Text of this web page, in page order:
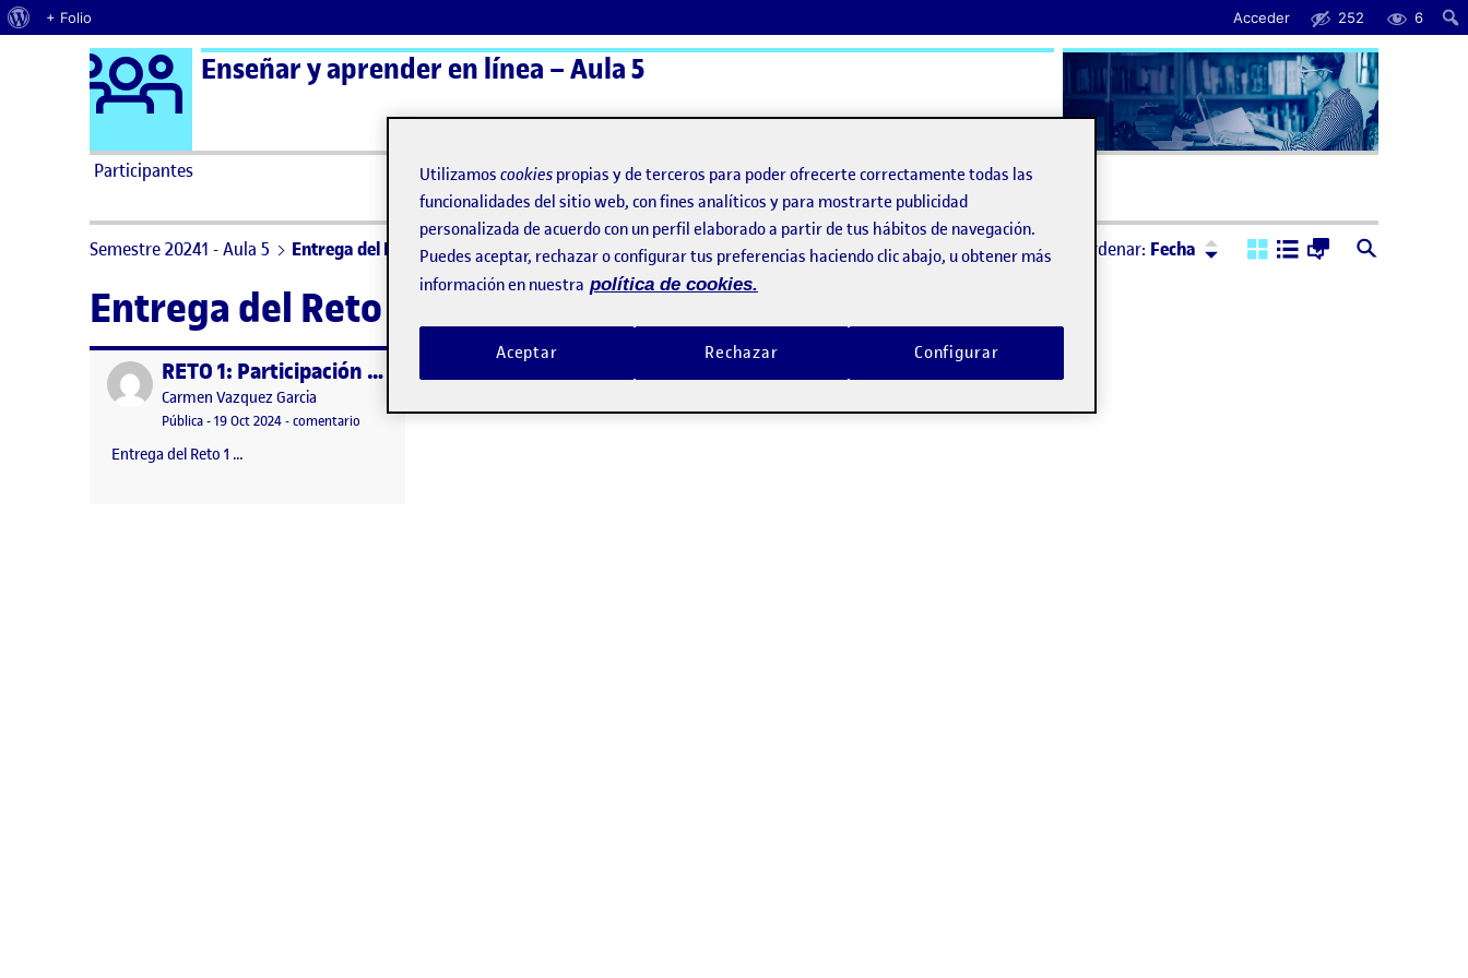
Acerca de WordPress
+ Folio Acceder 252 6
Saltar al contenido Logo Ágora
Enseñar y aprender en línea – Aula 5
Participantes ActiFolios Ayuda
Semestre 20241 - Aula 5 Entrega del Reto 1 Ordenar: Fecha Ordenar:Descendente
Entrega del Reto 1
Publicado por RETO 1: Participación en X
Publicado por
Carmen Vazquez Garcia
Visibilidad:
Pública-Fecha de publicación
19 Oct 2024-comentario en RETO 1: Participación en X
Entrega del Reto 1 …
Utilizamos cookies propias y de terceros para poder ofrecerte correctamente todas las
funcionalidades del sitio web, con fines analíticos y para mostrarte publicidad
personalizada de acuerdo con un perfil elaborado a partir de tus hábitos de navegación.
Puedes aceptar, rechazar o configurar tus preferencias haciendo clic abajo, u obtener más
información en nuestra política de cookies.
Rechazar
Aceptar Configurar